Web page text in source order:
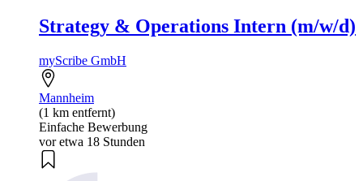
Strategy & Operations Intern (m/w/d)
myScribe GmbH
Mannheim
(1 km entfernt)
Einfache Bewerbung
vor etwa 18 Stunden